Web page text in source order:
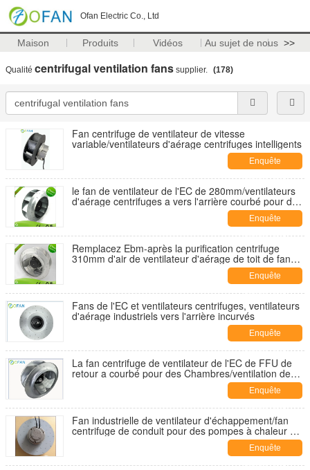
Ofan Electric Co., Ltd
Maison Produits Vidéos Au sujet de nous >>
Qualité centrifugal ventilation fans supplier. (178)
Fan centrifuge de ventilateur de vitesse
variable/ventilateurs d'aérage centrifuges intelligents
Enquête
maintenant
le fan de ventilateur de l'EC de 280mm/ventilateurs
d'aérage centrifuges a vers l'arrière courbé pour des
Enquête
maintenant
Remplacez Ebm-après la purification centrifuge
310mm d'air de ventilateur d'aérage de toit de fans
Enquête
maintenant
Fans de l'EC et ventilateurs centrifuges, ventilateurs
d'aérage industriels vers l'arrière incurvés
Enquête
maintenant
La fan centrifuge de ventilateur de l'EC de FFU de
retour a courbé pour des Chambres/ventilation de
Enquête
maintenant
Fan industrielle de ventilateur d'échappement/fan
centrifuge de conduit pour des pompes à chaleur de
Enquête
maintenant